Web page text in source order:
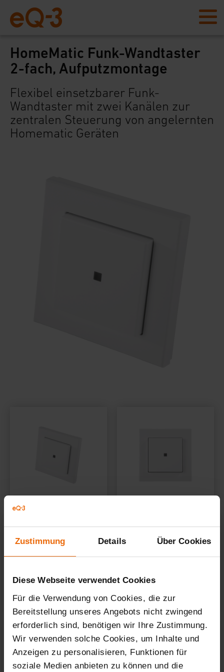
Zustimmung Details Über Cookies
Diese Webseite verwendet Cookies
Für die Verwendung von Cookies, die zur
Bereitstellung unseres Angebots nicht zwingend
erforderlich sind, benötigen wir Ihre Zustimmung.
Wir verwenden solche Cookies, um Inhalte und
Anzeigen zu personalisieren, Funktionen für
soziale Medien anbieten zu können und die
HomeMatic Funk-Wandtaster
2-fach, Aufputzmontage
Flexibel einsetzbarer Funk-
Wandtaster mit zwei Kanälen zur
zentralen Steuerung von angelernten
Homematic Geräten